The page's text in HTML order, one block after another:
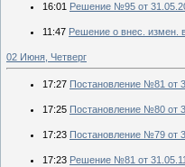
16:01 Решение №95 от
11:47 Решение о внес. измен.
02 Июня, Четверг
17:27 Постановление №81 от
17:25 Постановление №80 от
17:23 Постановление №79 от
17:23 Решение №81 от 31.05.11